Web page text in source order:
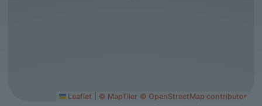
Leaflet © MapTiler © OpenStreetMap contributors